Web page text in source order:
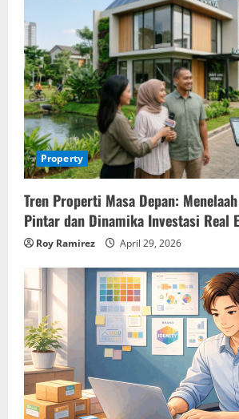
Property
Tren Properti Masa Depan:
Pintar dan Dinamika Investasi Real
Roy Ramirez April 29, 2026